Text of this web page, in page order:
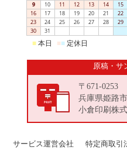
9
10 11 12 13 14
15
16
17 18 19 20 21
22
23
24 25 26 27 28
29
30
31
■ 本日 ■■ 定休日
原稿・サ
〒671-0253
兵庫県姫路
小倉印刷株
サービス運営会社 特定商取引